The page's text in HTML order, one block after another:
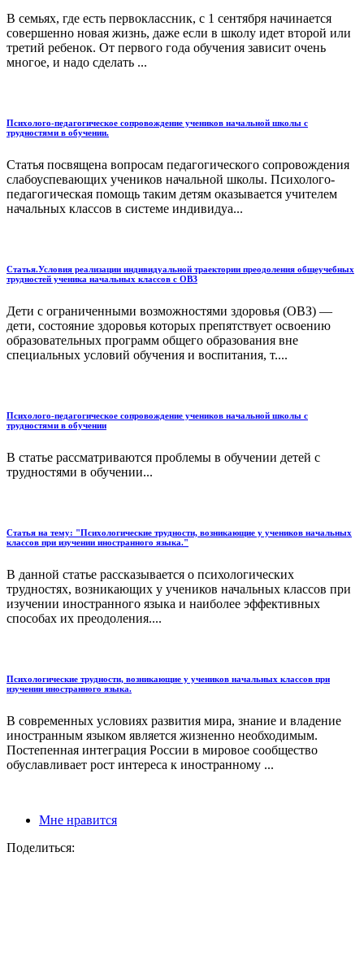
В семьях, где есть первоклассник, с 1 сентября начинается
совершенно новая жизнь, даже если в школу идет второй или
третий ребенок. От первого года обучения зависит очень
многое, и надо сделать ...
Психолого-педагогическое сопровождение учеников начальной школы с
трудностями в обучении.
Статья посвящена вопросам педагогического сопровождения
слабоуспевающих учеников начальной школы. Психолого-
педагогическая помощь таким детям оказывается учителем
начальных классов в системе индивидуа...
Статья.Условия реализации индивидуальной траектории преодоления общеучебных
трудностей ученика начальных классов с ОВЗ
Дети с ограниченными возможностями здоровья (ОВЗ) —
дети, состояние здоровья которых препятствует освоению
образовательных программ общего образования вне
специальных условий обучения и воспитания, т....
Психолого-педагогическое сопровождение учеников начальной школы с
трудностями в обучении
В статье рассматриваются проблемы в обучении детей с
трудностями в обучении...
Статья на тему: "Психологические трудности, возникающие у учеников начальных
классов при изучении иностранного языка."
В данной статье рассказывается о психологических
трудностях, возникающих у учеников начальных классов при
изучении иностранного языка и наиболее эффективных
способах их преодоления....
Психологические трудности, возникающие у учеников начальных классов при
изучении иностранного языка.
В современных условиях развития мира, знание и владение
иностранным языком является жизненно необходимым.
Постепенная интеграция России в мировое сообщество
обуславливает рост интереса к иностранному ...
Мне нравится
Поделиться: